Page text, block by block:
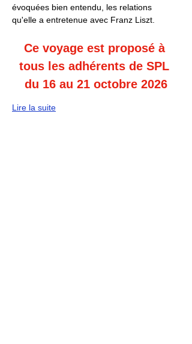
évoquées bien entendu, les relations
qu'elle a entretenue avec Franz Liszt.
Ce voyage est proposé à
tous les adhérents de SPL
du 16 au 21 octobre 2026
Lire la suite